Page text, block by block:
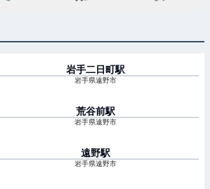
岩手二日町駅
岩手県遠野市
荒谷前駅
岩手県遠野市
遠野駅
岩手県遠野市